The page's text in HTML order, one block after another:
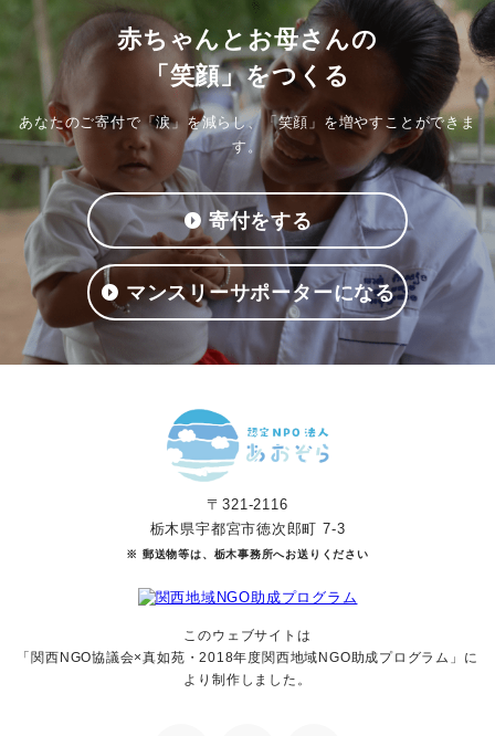
赤ちゃんとお母さんの
「笑顔」をつくる
あなたのご寄付で「涙」を減らし、「笑顔」を増やすことができま
す。
寄付をする
マンスリーサポーターになる
〒321-2116
栃木県宇都宮市徳次郎町 7-3
※ 郵送物等は、栃木事務所へお送りください
このウェブサイトは
「関西NGO協議会×真如苑・2018年度関西地域NGO助成プログラム」に
より制作しました。